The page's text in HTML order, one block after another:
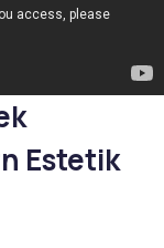
Estetik